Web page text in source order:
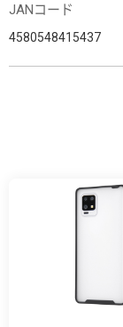
JANコード
4580548415437